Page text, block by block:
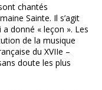
chantés
Sainte. Il s’agit
donné « leçon ». Les
de la musique
du XVIIe –
doute les plus